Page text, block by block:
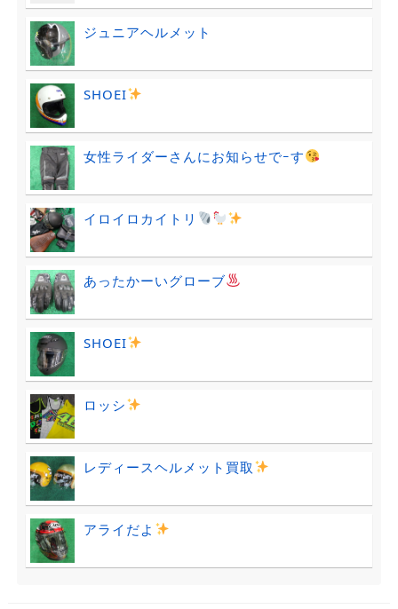
ジュニアヘルメット
SHOEI
女性ライダーさんにお知らせでｰす
イロイロカイトリ
あったかーいグローブ
SHOEI
ロッシ
レディースヘルメット買取
アライだよ